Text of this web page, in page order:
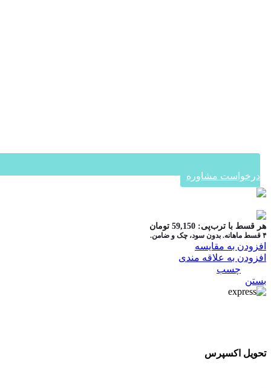
درخواست مشاوره
هر قسط با ترب‌پی: 59,150 تومان
۴ قسط ماهانه. بدون سود، چک و ضامن.
افزودن به مقایسه
افزودن به علاقه مندی
چسب
بستن
تحویل اکسپرس